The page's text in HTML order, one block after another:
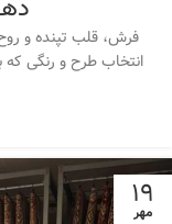
فرش، قلب تپنده و
انتخاب طرح و رنگی
۱۹
مهر